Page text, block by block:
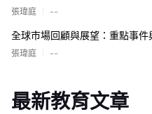
張瑋庭 --
全球市場回顧與展望：重點事
張瑋庭 --
最新教育文章